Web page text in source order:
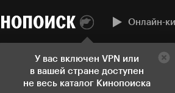
У вас включен VPN или
в вашей стране доступен
не весь каталог Кинопоиска
Онлайн-